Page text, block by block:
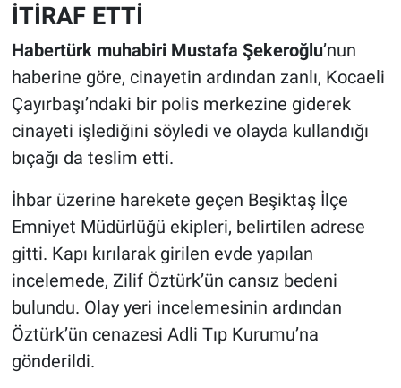
İTİRAF ETTİ
Habertürk muhabiri Mustafa Şekeroğlu’nun
haberine göre, cinayetin ardından zanlı, Kocaeli
Çayırbaşı’ndaki bir polis merkezine giderek
cinayeti işlediğini söyledi ve olayda kullandığı
bıçağı da teslim etti.
İhbar üzerine harekete geçen Beşiktaş İlçe
Emniyet Müdürlüğü ekipleri, belirtilen adrese
gitti. Kapı kırılarak girilen evde yapılan
incelemede, Zilif Öztürk’ün cansız bedeni
bulundu. Olay yeri incelemesinin ardından
Öztürk’ün cenazesi Adli Tıp Kurumu’na
gönderildi.